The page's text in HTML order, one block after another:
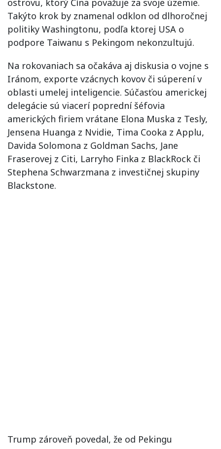
Takýto krok by znamenal odklon od dlhoročnej
politiky Washingtonu, podľa ktorej USA o
podpore Taiwanu s Pekingom nekonzultujú.
Na rokovaniach sa očakáva aj diskusia o vojne s
Iránom, exporte vzácnych kovov či súperení v
oblasti umelej inteligencie. Súčasťou americkej
delegácie sú viacerí poprední šéfovia
amerických firiem vrátane Elona Muska z Tesly,
Jensena Huanga z Nvidie, Tima Cooka z Applu,
Davida Solomona z Goldman Sachs, Jane
Fraserovej z Citi, Larryho Finka z BlackRock či
Stephena Schwarzmana z investičnej skupiny
Blackstone.
Trump zároveň povedal, že od Pekingu